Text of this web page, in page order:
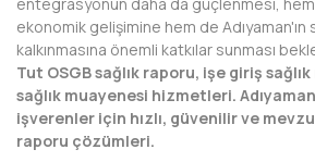
ESKİŞEHİR
GAZİANTEP
GİRESUN
GÜMÜŞHANE
ekonomik gelişimine hem de
kalkınmasına önemli katkılar sunması
Tut OSGB sağlık raporu, işe giriş
sağlık muayenesi hizmetleri.
işverenler için hızlı, güvenilir ve
raporu çözümleri.